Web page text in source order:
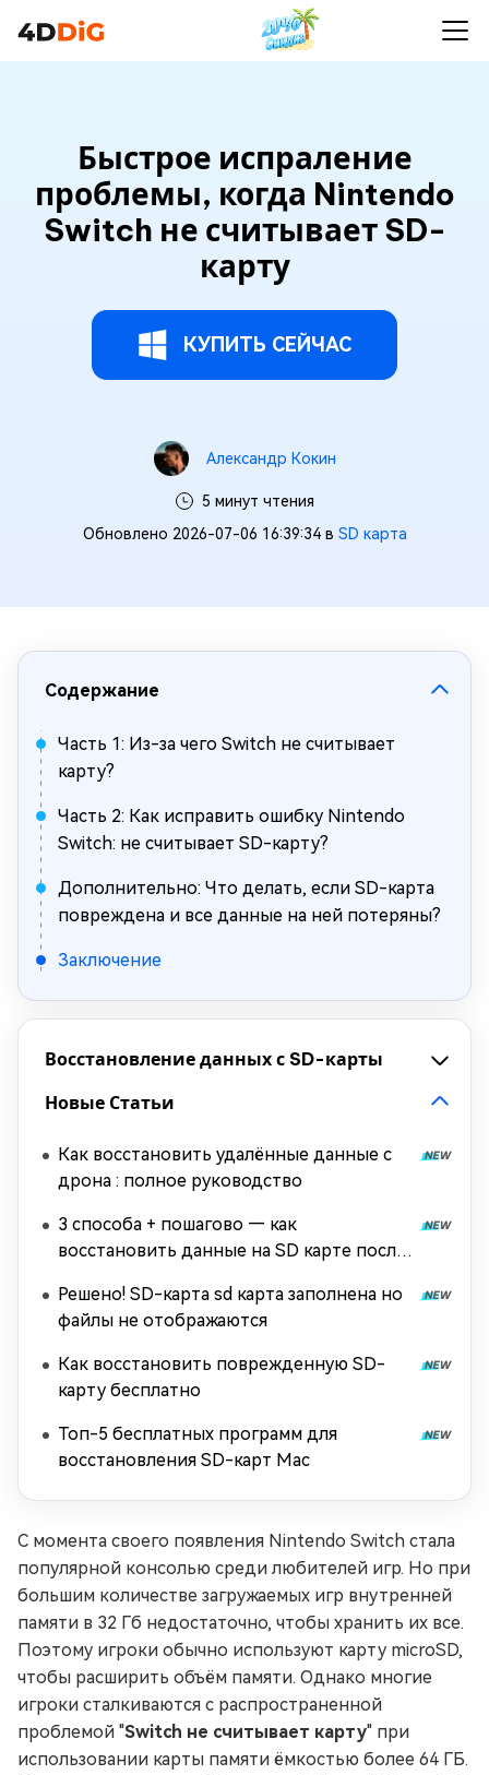
Быстрое испраление
проблемы, когда Nintendo
Switch не считывает SD-
карту
КУПИТЬ СЕЙЧАС
Александр Кокин
5 минут чтения
Обновлено 2026-07-06 16:39:34 в SD карта
Содержание
Часть 1: Из-за чего Switch не считывает
карту?
Часть 2: Как исправить ошибку Nintendo
Switch: не считывает SD-карту?
Дополнительно: Что делать, если SD-карта
повреждена и все данные на ней потеряны?
Заключение
Восстановление данных с SD-карты
Новые Статьи
Как восстановить удалённые данные с
дрона : полное руководство
3 способа + пошагово — как
восстановить данные на SD карте после
Решено! SD-карта sd карта заполнена но
файлы не отображаются
Как восстановить поврежденную SD-
карту бесплатно
Топ-5 бесплатных программ для
восстановления SD-карт Mac
С момента своего появления Nintendo Switch стала
популярной консолью среди любителей игр. Но при
большим количестве загружаемых игр внутренней
памяти в 32 Гб недостаточно, чтобы хранить их все.
Поэтому игроки обычно используют карту microSD,
чтобы расширить объём памяти. Однако многие
игроки сталкиваются с распространенной
проблемой "Switch не считывает карту" при
использовании карты памяти ёмкостью более 64 ГБ.